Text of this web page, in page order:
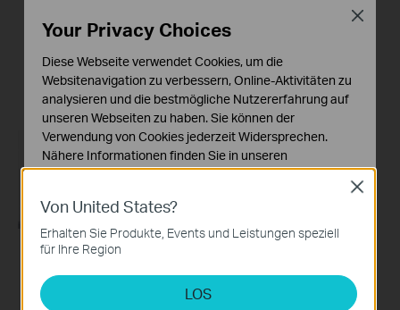
A video from TP-Link's Quick Tips Series of videos that show you how to quickly adjust the quality of the video resolution on a Tapo Camera
More
C100/Tapo C110/
Tapo Security
Link your TP-Link
Von United States?
Erhalten Sie Produkte, Events und Leistungen speziell
für Ihre Region
LOS
Close
Your Privacy Choices
Diese Webseite verwendet Cookies, um die
Websitenavigation zu verbessern, Online-Aktivitäten zu
analysieren und die bestmögliche Nutzererfahrung auf
unseren Webseiten zu haben. Sie können der
Verwendung von Cookies jederzeit Widersprechen.
Nähere Informationen finden Sie in unseren
Datenschutzhinweisen.
Notwendige Cookies
erforderlich und können in Ihren Systemen nicht
Analyse- und Marketing-Cookies
Close